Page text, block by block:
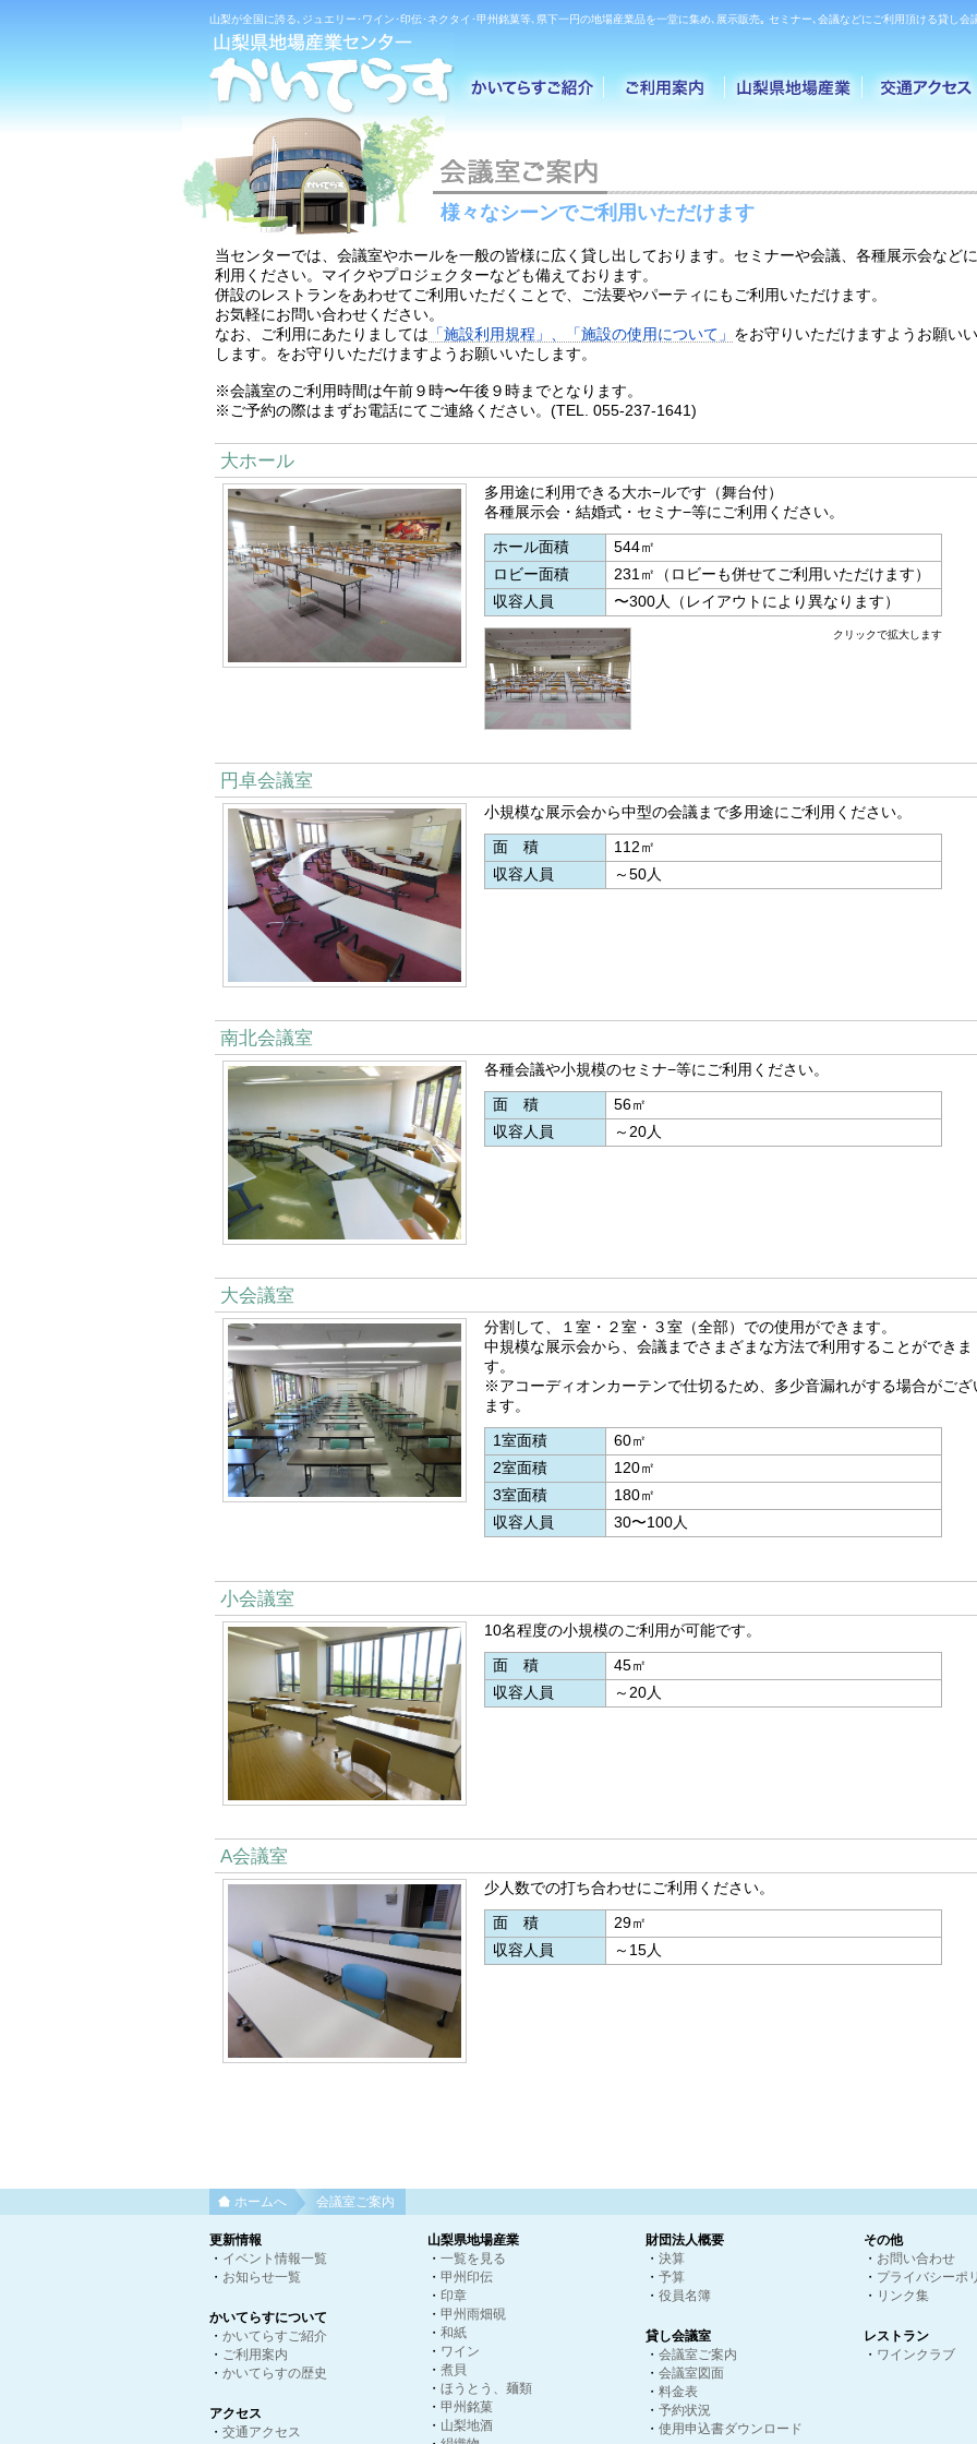
山梨が全国に誇る､ジュエリー･ワイン･印伝･ネクタイ･甲州銘菓等､県下一円の地場産業品を一堂に集め､展示販売｡ セミナー､会議などにご利用頂ける貸し会
様々なシーンでご利用いただけます
当センターでは、会議室やホールを一般の皆様に広く貸し出しております。セミナーや会議、各種展示会など
利用ください。マイクやプロジェクターなども備えております。
併設のレストランをあわせてご利用いただくことで、ご法要やパーティにもご利用いただけます。
お気軽にお問い合わせください。
なお、ご利用にあたりましては 「施設利用規程」、 「施設の使用について」 をお守りいただけますようお願い
します。をお守りいただけますようお願いいたします。
※会議室のご利用時間は午前９時〜午後９時までとなります。
※ご予約の際はまずお電話にてご連絡ください。(TEL. 055-237-1641)
大ホール
多用途に利用できる大ホ−ルです（舞台付）
各種展示会・結婚式・セミナ−等にご利用ください。
ホール面積
544㎡
ロビー面積
231㎡（ロビーも併せてご利用いただけます）
収容人員
〜300人（レイアウトにより異なります）
クリックで拡大します
円卓会議室
小規模な展示会から中型の会議まで多用途にご利用ください。
面積
112㎡
収容人員
～50人
南北会議室
各種会議や小規模のセミナ−等にご利用ください。
面積
56㎡
収容人員
～20人
大会議室
分割して、１室・２室・３室（全部）での使用ができます。
中規模な展示会から、会議までさまざまな方法で利用することができま
す。
※アコーディオンカーテンで仕切るため、多少音漏れがする場合がござ
ます。
1室面積
60㎡
2室面積
120㎡
3室面積
180㎡
収容人員
30〜100人
小会議室
10名程度の小規模のご利用が可能です。
面積
45㎡
収容人員
～20人
A会議室
少人数での打ち合わせにご利用ください。
面積
29㎡
収容人員
～15人
ホームへ 会議室ご案内
更新情報
・ イベント情報一覧
・ お知らせ一覧
かいてらすについて
・ かいてらすご紹介
・ ご利用案内
・ かいてらすの歴史
アクセス
・ 交通アクセス
山梨県地場産業
・ 一覧を見る
・ 甲州印伝
・ 印章
・ 甲州雨畑硯
・ 和紙
・ ワイン
・ 煮貝
・ ほうとう、麺類
・ 甲州銘菓
・ 山梨地酒
財団法人概要
・ 決算
・ 予算
・ 役員名簿
貸し会議室
・ 会議室ご案内
・ 会議室図面
・ 料金表
・ 予約状況
・ 使用申込書ダウンロード
その他
・ お問い合わせ
・ プライバシーポ
・ リンク集
レストラン
・ ワインクラブ